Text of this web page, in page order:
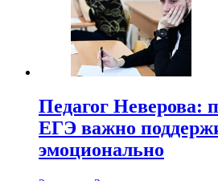
Педагог Неверова:
ЕГЭ важно
эмоционально